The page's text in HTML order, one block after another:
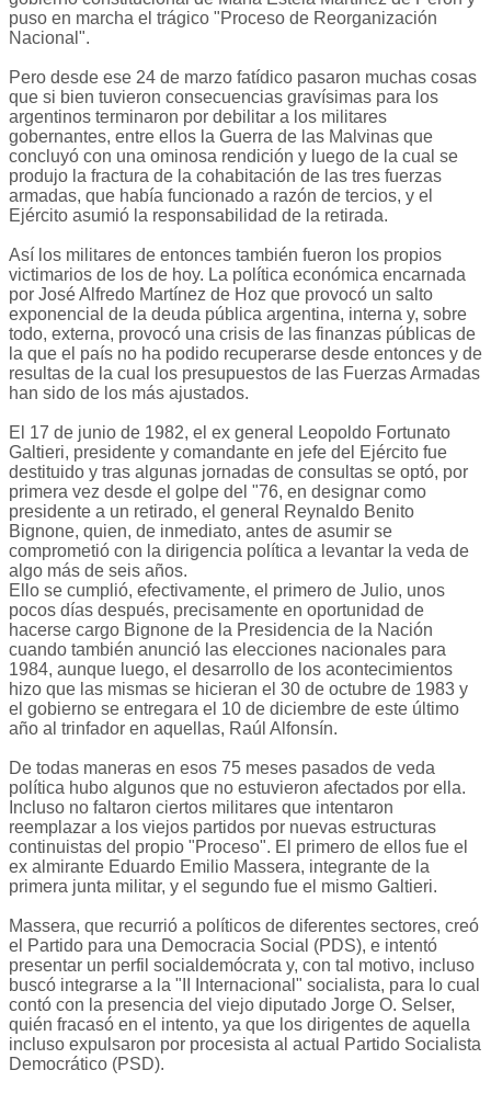
puso en marcha el trágico "Proceso de Reorganización
Nacional".
Pero desde ese 24 de marzo fatídico pasaron muchas cosas
que si bien tuvieron consecuencias gravísimas para los
argentinos terminaron por debilitar a los militares
gobernantes, entre ellos la Guerra de las Malvinas que
concluyó con una ominosa rendición y luego de la cual se
produjo la fractura de la cohabitación de las tres fuerzas
armadas, que había funcionado a razón de tercios, y el
Ejército asumió la responsabilidad de la retirada.
Así los militares de entonces también fueron los propios
victimarios de los de hoy. La política económica encarnada
por José Alfredo Martínez de Hoz que provocó un salto
exponencial de la deuda pública argentina, interna y, sobre
todo, externa, provocó una crisis de las finanzas públicas de
la que el país no ha podido recuperarse desde entonces y de
resultas de la cual los presupuestos de las Fuerzas Armadas
han sido de los más ajustados.
El 17 de junio de 1982, el ex general Leopoldo Fortunato
Galtieri, presidente y comandante en jefe del Ejército fue
destituido y tras algunas jornadas de consultas se optó, por
primera vez desde el golpe del "76, en designar como
presidente a un retirado, el general Reynaldo Benito
Bignone, quien, de inmediato, antes de asumir se
comprometió con la dirigencia política a levantar la veda de
algo más de seis años.
Ello se cumplió, efectivamente, el primero de Julio, unos
pocos días después, precisamente en oportunidad de
hacerse cargo Bignone de la Presidencia de la Nación
cuando también anunció las elecciones nacionales para
1984, aunque luego, el desarrollo de los acontecimientos
hizo que las mismas se hicieran el 30 de octubre de 1983 y
el gobierno se entregara el 10 de diciembre de este último
año al trinfador en aquellas, Raúl Alfonsín.
De todas maneras en esos 75 meses pasados de veda
política hubo algunos que no estuvieron afectados por ella.
Incluso no faltaron ciertos militares que intentaron
reemplazar a los viejos partidos por nuevas estructuras
continuistas del propio "Proceso". El primero de ellos fue el
ex almirante Eduardo Emilio Massera, integrante de la
primera junta militar, y el segundo fue el mismo Galtieri.
Massera, que recurrió a políticos de diferentes sectores, creó
el Partido para una Democracia Social (PDS), e intentó
presentar un perfil socialdemócrata y, con tal motivo, incluso
buscó integrarse a la "II Internacional" socialista, para lo cual
contó con la presencia del viejo diputado Jorge O. Selser,
quién fracasó en el intento, ya que los dirigentes de aquella
incluso expulsaron por procesista al actual Partido Socialista
Democrático (PSD).